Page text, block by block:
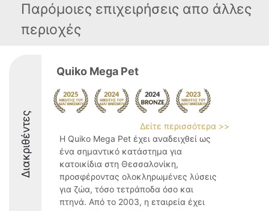
Παρόμοιες επιχειρήσεις απο άλλες
περιοχές
Διακριθέντες
Quiko Mega Pet
Δείτε περισσότερα >>
Η Quiko Mega Pet έχει αναδειχθεί ως
ένα σημαντικό κατάστημα για
κατοικίδια στη Θεσσαλονίκη,
προσφέροντας ολοκληρωμένες λύσεις
για ζώα, τόσο τετράποδα όσο και
πτηνά. Από το 2003, η εταιρεία έχει